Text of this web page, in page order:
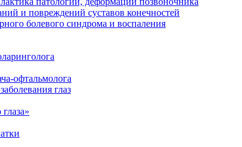
и повреждений суставов конечностей
болевого синдрома и воспаления
офтальмолога
глаз